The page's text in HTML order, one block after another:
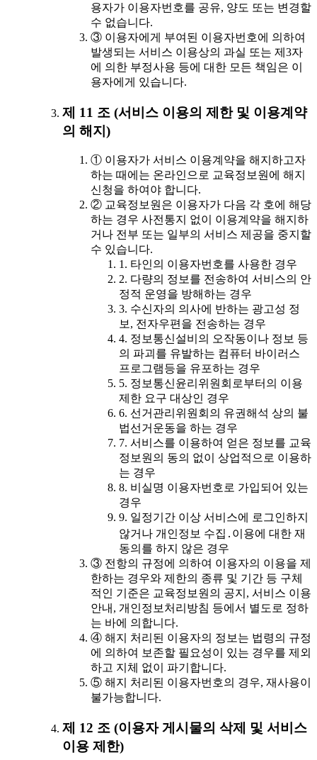
용자가 이용자번호를 공유, 양도 또는 변경할
수 없습니다.
③ 이용자에게 부여된 이용자번호에 의하여
발생되는 서비스 이용상의 과실 또는 제3자
에 의한 부정사용 등에 대한 모든 책임은 이
용자에게 있습니다.
제 11 조 (서비스 이용의 제한 및 이용계약
의 해지)
① 이용자가 서비스 이용계약을 해지하고자
하는 때에는 온라인으로 교육정보원에 해지
신청을 하여야 합니다.
② 교육정보원은 이용자가 다음 각 호에 해당
하는 경우 사전통지 없이 이용계약을 해지하
거나 전부 또는 일부의 서비스 제공을 중지할
수 있습니다.
1. 타인의 이용자번호를 사용한 경우
2. 다량의 정보를 전송하여 서비스의 안
정적 운영을 방해하는 경우
3. 수신자의 의사에 반하는 광고성 정
보, 전자우편을 전송하는 경우
4. 정보통신설비의 오작동이나 정보 등
의 파괴를 유발하는 컴퓨터 바이러스
프로그램등을 유포하는 경우
5. 정보통신윤리위원회로부터의 이용
제한 요구 대상인 경우
6. 선거관리위원회의 유권해석 상의 불
법선거운동을 하는 경우
7. 서비스를 이용하여 얻은 정보를 교육
정보원의 동의 없이 상업적으로 이용하
는 경우
8. 비실명 이용자번호로 가입되어 있는
경우
9. 일정기간 이상 서비스에 로그인하지
않거나 개인정보 수집․이용에 대한 재
동의를 하지 않은 경우
③ 전항의 규정에 의하여 이용자의 이용을 제
한하는 경우와 제한의 종류 및 기간 등 구체
적인 기준은 교육정보원의 공지, 서비스 이용
안내, 개인정보처리방침 등에서 별도로 정하
는 바에 의합니다.
④ 해지 처리된 이용자의 정보는 법령의 규정
에 의하여 보존할 필요성이 있는 경우를 제외
하고 지체 없이 파기합니다.
⑤ 해지 처리된 이용자번호의 경우, 재사용이
불가능합니다.
제 12 조 (이용자 게시물의 삭제 및 서비스
이용 제한)